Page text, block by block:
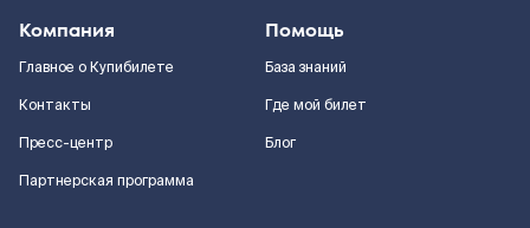
Компания
Главное о Купибилете
Контакты
Пресс-центр
Партнерская программа
Помощь
База знаний
Где мой билет
Блог